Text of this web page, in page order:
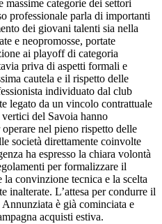
categorie dei settori
professionale parla di importanti
dei giovani talenti sia nella
e neopromosse, portate
ai playoff di categoria
priva di aspetti formali e
cautela e il rispetto delle
individuato dal club
legato da un vincolo contrattuale
del Savoia hanno
nel pieno rispetto delle
società direttamente coinvolte
ha espresso la chiara volontà
per formalizzare il
la convinzione tecnica e la scelta
inalterate. L’attesa per condurre il
è già cominciata e
acquisti estiva.